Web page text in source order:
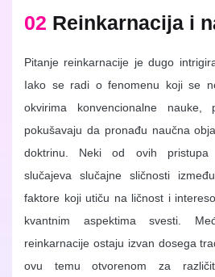
02 Reinkarnacija i
Pitanje reinkarnacije je dugo
Iako se radi o fenomenu koji se
okvirima konvencionalne nauke,
pokušavaju da pronađu naučna
doktrinu. Neki od ovih pristupa
slučajeva slučajne sličnosti
faktore koji utiču na ličnost i
kvantnim aspektima svesti.
reinkarnacije ostaju izvan dosega
ovu temu otvorenom za